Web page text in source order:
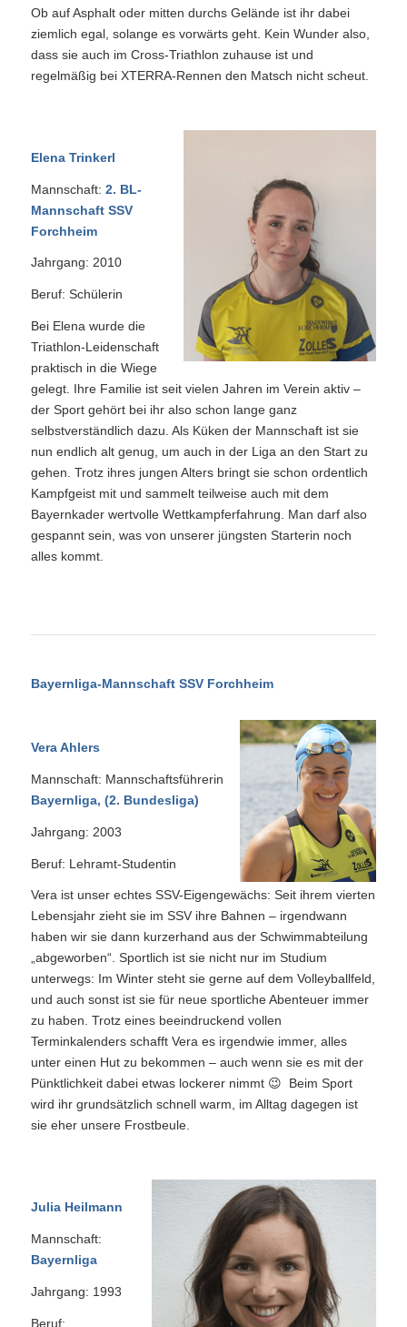
Ob auf Asphalt oder mitten durchs Gelände ist ihr dabei
ziemlich egal, solange es vorwärts geht. Kein Wunder also,
dass sie auch im Cross-Triathlon zuhause ist und
regelmäßig bei XTERRA-Rennen den Matsch nicht scheut.
Elena Trinkerl
Mannschaft: 2. BL-
Mannschaft SSV
Forchheim
Jahrgang: 2010
Beruf: Schülerin
Bei Elena wurde die
Triathlon-Leidenschaft
praktisch in die Wiege
gelegt. Ihre Familie ist seit vielen Jahren im Verein aktiv –
der Sport gehört bei ihr also schon lange ganz
selbstverständlich dazu. Als Küken der Mannschaft ist sie
nun endlich alt genug, um auch in der Liga an den Start zu
gehen. Trotz ihres jungen Alters bringt sie schon ordentlich
Kampfgeist mit und sammelt teilweise auch mit dem
Bayernkader wertvolle Wettkampferfahrung. Man darf also
gespannt sein, was von unserer jüngsten Starterin noch
alles kommt.
Bayernliga-Mannschaft SSV Forchheim
Vera Ahlers
Mannschaft: Mannschaftsführerin
Bayernliga, (2. Bundesliga)
Jahrgang: 2003
Beruf: Lehramt-Studentin
Vera ist unser echtes SSV-Eigengewächs: Seit ihrem vierten
Lebensjahr zieht sie im SSV ihre Bahnen – irgendwann
haben wir sie dann kurzerhand aus der Schwimmabteilung
„abgeworben“. Sportlich ist sie nicht nur im Studium
unterwegs: Im Winter steht sie gerne auf dem Volleyballfeld,
und auch sonst ist sie für neue sportliche Abenteuer immer
zu haben. Trotz eines beeindruckend vollen
Terminkalenders schafft Vera es irgendwie immer, alles
unter einen Hut zu bekommen – auch wenn sie es mit der
Pünktlichkeit dabei etwas lockerer nimmt 😉 Beim Sport
wird ihr grundsätzlich schnell warm, im Alltag dagegen ist
sie eher unsere Frostbeule.
Julia Heilmann
Mannschaft:
Bayernliga
Jahrgang: 1993
Beruf: